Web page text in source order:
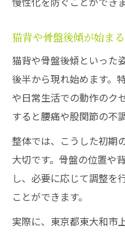
猫背や骨盤後傾が始ま
猫背や骨盤後傾といった
後半から現れ始めます。
や日常生活での動作のク
すると腰痛や股関節の不
整体では、こうした初期
大切です。骨盤の位置や
し、必要に応じて調整を
ことができます。
実際に、東京都東大和市